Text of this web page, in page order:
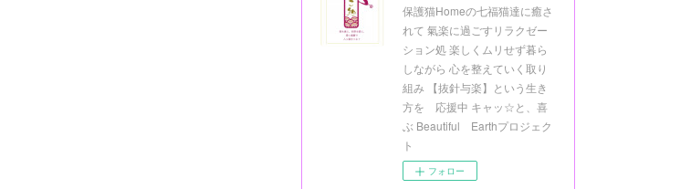
保護猫Homeの七福猫達に癒さ
れて 氣楽に過ごすリラクゼー
ション処 楽しくムリせず暮ら
しながら 心を整えていく取り
組み 【抜針与楽】という生き
方を 応援中 キャッ☆と、喜
ぶ Beautiful Earthプロジェク
ト
フォロー